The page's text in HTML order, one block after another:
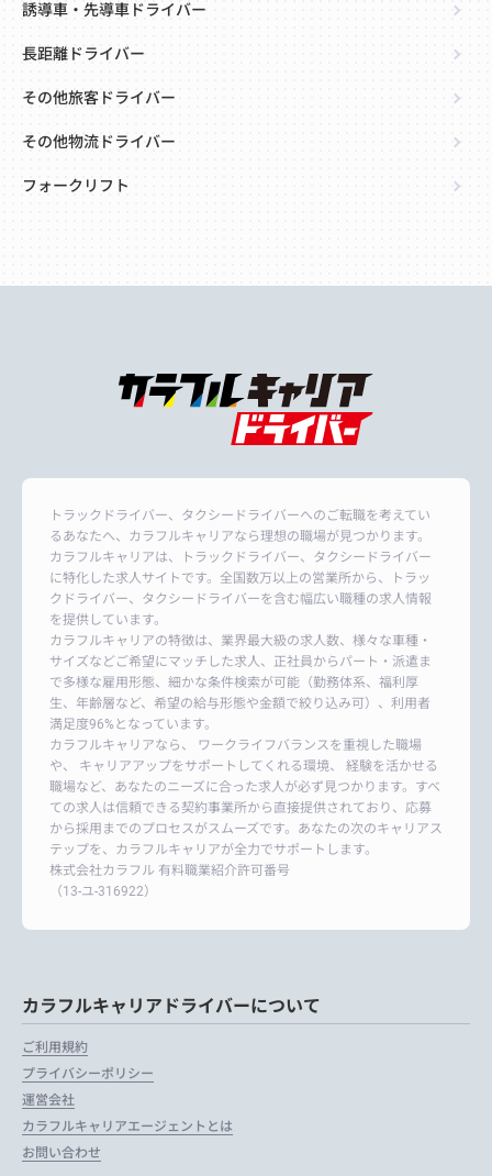
誘導車・先導車ドライバー
長距離ドライバー
その他旅客ドライバー
その他物流ドライバー
フォークリフト
トラックドライバー、タクシードライバーへのご転職を考えてい
るあなたへ、カラフルキャリアなら理想の職場が見つかります。
カラフルキャリアは、トラックドライバー、タクシードライバー
に特化した求人サイトです。全国数万以上の営業所から、トラッ
クドライバー、タクシードライバーを含む幅広い職種の求人情報
を提供しています。
カラフルキャリアの特徴は、業界最大級の求人数、様々な車種・
サイズなどご希望にマッチした求人、正社員からパート・派遣ま
で多様な雇用形態、細かな条件検索が可能（勤務体系、福利厚
生、年齢層など、希望の給与形態や金額で絞り込み可）、利用者
満足度96%となっています。
カラフルキャリアなら、 ワークライフバランスを重視した職場
や、 キャリアアップをサポートしてくれる環境、 経験を活かせる
職場など、あなたのニーズに合った求人が必ず見つかります。すべ
ての求人は信頼できる契約事業所から直接提供されており、応募
から採用までのプロセスがスムーズです。あなたの次のキャリアス
テップを、カラフルキャリアが全力でサポートします。
株式会社カラフル 有料職業紹介許可番号
（13-ユ-316922）
カラフルキャリアドライバーについて
ご利用規約
プライバシーポリシー
運営会社
カラフルキャリアエージェントとは
お問い合わせ